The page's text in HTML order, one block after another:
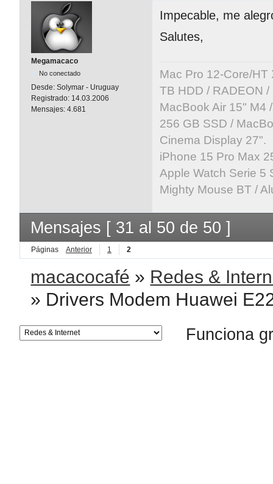
Megamacaco
No conectado
Desde: Solymar - Uruguay
Registrado: 14.03.2006
Mensajes: 4.681
Impecable, me
Salutes,
Mac Pro 12-Core/
TB HDD / RADEON
MacBook Air 15" M4
256 GB SSD /
Cinema Display 27".
iPhone 15 Pro Max
Apple Watch Serie 5
Mighty Mouse BT /
Mensajes [ 31 al 50 de 50 ]
Páginas Anterior 1 2
macacocafé » Redes &
» Drivers Modem Huawei
Funciona